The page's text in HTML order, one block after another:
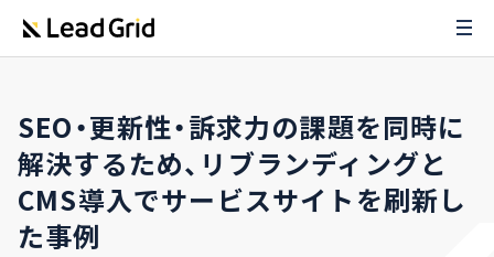
SEO・更新性・訴求力の課題を同時に
解決するため、リブランディングと
CMS導入でサービスサイトを刷新し
た事例